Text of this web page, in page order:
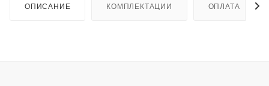
ОПИСАНИЕ КОМПЛЕКТАЦИИ ОПЛАТА